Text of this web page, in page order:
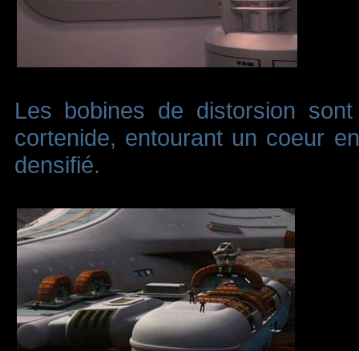
Les bobines de distorsion
cortenide, entourant un coeur
densifié.